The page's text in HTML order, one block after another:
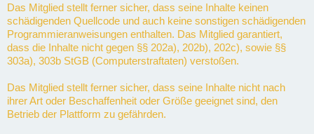
Das Mitglied stellt ferner sicher, dass seine Inhalte keinen
schädigenden Quellcode und auch keine sonstigen schädigenden
Programmieranweisungen enthalten. Das Mitglied garantiert,
dass die Inhalte nicht gegen §§ 202a), 202b), 202c), sowie §§
303a), 303b StGB (Computerstraftaten) verstoßen.
Das Mitglied stellt ferner sicher, dass seine Inhalte nicht nach
ihrer Art oder Beschaffenheit oder Größe geeignet sind, den
Betrieb der Plattform zu gefährden.